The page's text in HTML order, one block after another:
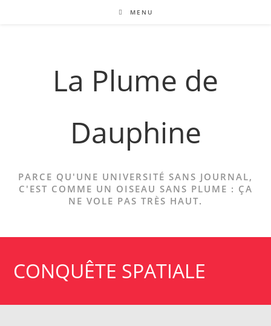
MENU
La Plume de
Dauphine
PARCE QU'UNE UNIVERSITÉ SANS JOURNAL,
C'EST COMME UN OISEAU SANS PLUME : ÇA
NE VOLE PAS TRÈS HAUT.
CONQUÊTE SPATIALE